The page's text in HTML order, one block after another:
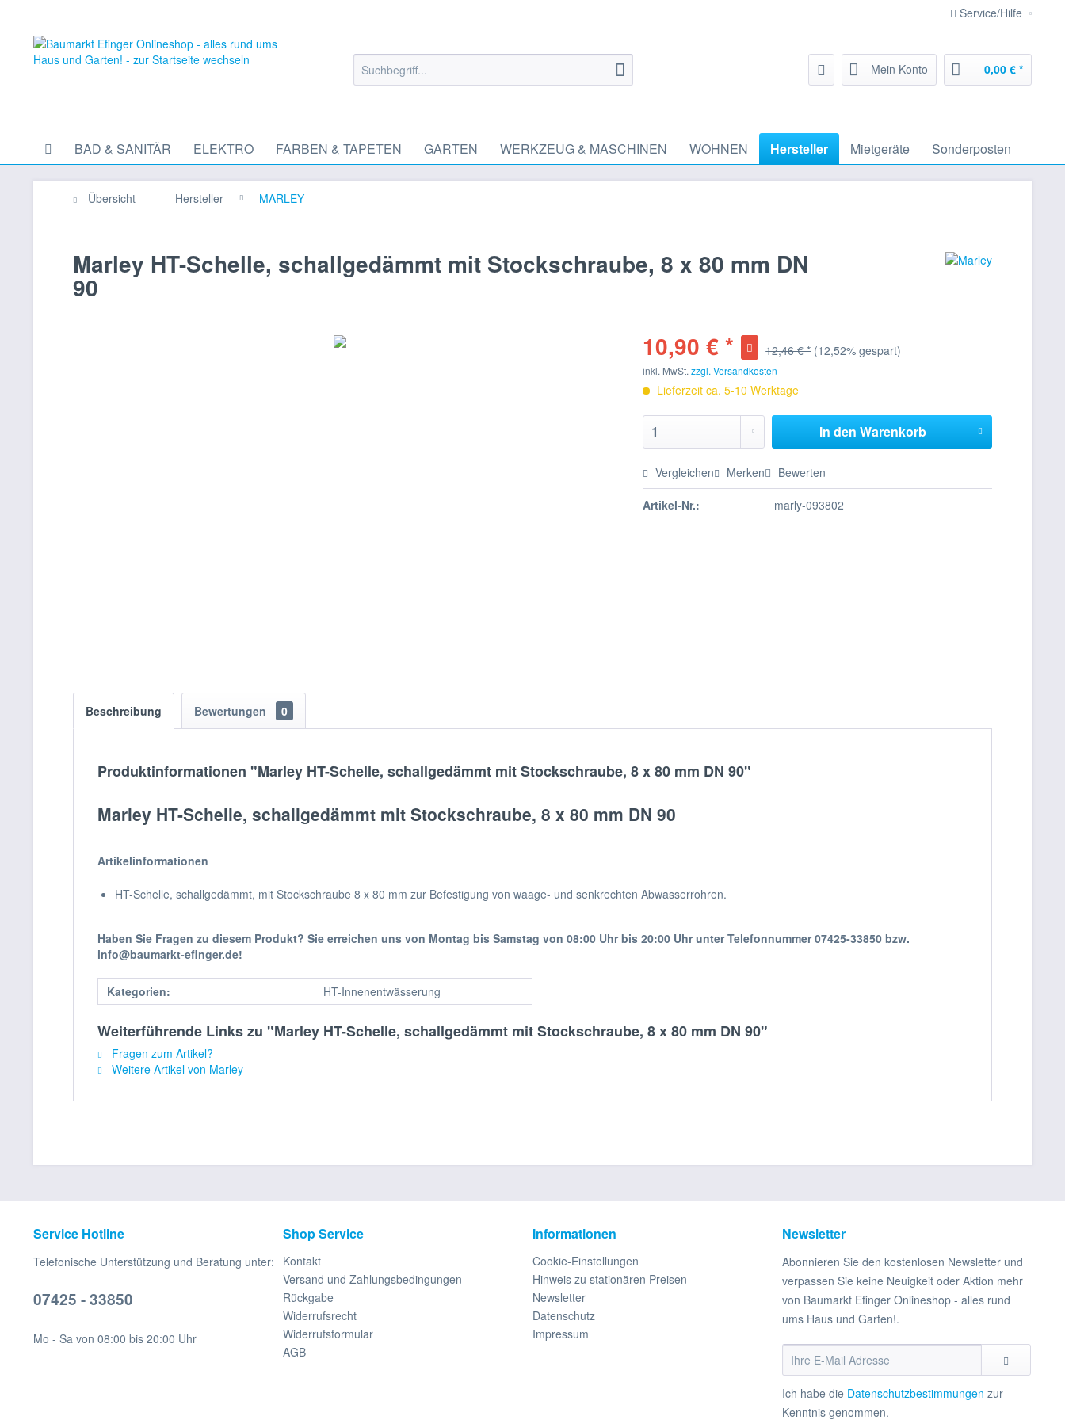
Service/Hilfe
Mein Konto 0,00 € *
BAD & SANITÄR ELEKTRO FARBEN & TAPETEN GARTEN WERKZEUG & MASCHINEN WOHNEN Hersteller Mietgeräte Sonderposten
Übersicht Hersteller MARLEY
Marley HT-Schelle, schallgedämmt mit Stockschraube, 8 x 80 mm DN
90
10,90 € *
12,46 € * (12,52% gespart)
inkl. MwSt.zzgl. Versandkosten
Lieferzeit ca. 5-10 Werktage
In den Warenkorb
Vergleichen Merken Bewerten
Artikel-Nr.: marly-093802
Beschreibung Bewertungen 0
Produktinformationen "Marley HT-Schelle, schallgedämmt mit Stockschraube, 8 x 80 mm DN 90"
Marley HT-Schelle, schallgedämmt mit Stockschraube, 8 x 80 mm DN 90
Artikelinformationen
HT-Schelle, schallgedämmt, mit Stockschraube 8 x 80 mm zur Befestigung von waage- und senkrechten Abwasserrohren.
Haben Sie Fragen zu diesem Produkt? Sie erreichen uns von Montag bis Samstag von 08:00 Uhr bis 20:00 Uhr unter Telefonnummer 07425-33850 bzw.
info@baumarkt-efinger.de!
Kategorien: HT-Innenentwässerung
Weiterführende Links zu "Marley HT-Schelle, schallgedämmt mit Stockschraube, 8 x 80 mm DN 90"
Fragen zum Artikel?
Weitere Artikel von Marley
Service Hotline
Telefonische Unterstützung und Beratung unter:
07425 - 33850
Mo - Sa von 08:00 bis 20:00 Uhr
Shop Service
Kontakt
Versand und Zahlungsbedingungen
Rückgabe
Widerrufsrecht
Widerrufsformular
AGB
Informationen
Cookie-Einstellungen
Hinweis zu stationären Preisen
Newsletter
Datenschutz
Impressum
Newsletter
Abonnieren Sie den kostenlosen Newsletter und
verpassen Sie keine Neuigkeit oder Aktion mehr
von Baumarkt Efinger Onlineshop - alles rund
ums Haus und Garten!.
Ich habe die Datenschutzbestimmungen zur
Kenntnis genommen.